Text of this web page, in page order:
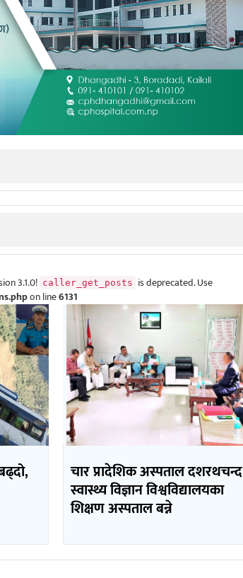
3.1.0! caller_get_posts is deprecated. Use
on line6131
चार प्रादेशिक अस्पताल दशरथचन्द
स्वास्थ्य विज्ञान विश्वविद्यालयका
शिक्षण अस्पताल बन्ने